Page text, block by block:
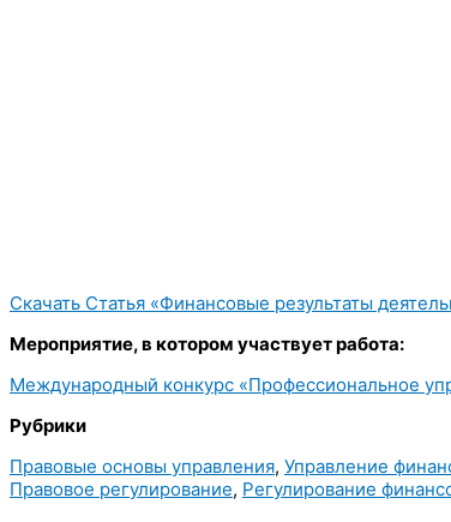
Скачать Статья «Финансовые результаты
Мероприятие, в котором участвует работа:
Международный конкурс «Профессиональное
Рубрики
Правовые основы управления, Управление
Правовое регулирование, Регулирование